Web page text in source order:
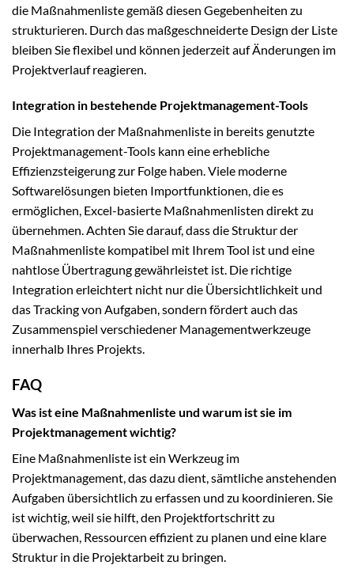
die Maßnahmenliste gemäß diesen Gegebenheiten zu
strukturieren. Durch das maßgeschneiderte Design der Liste
bleiben Sie flexibel und können jederzeit auf Änderungen im
Projektverlauf reagieren.
Integration in bestehende Projektmanagement-Tools
Die Integration der Maßnahmenliste in bereits genutzte
Projektmanagement-Tools kann eine erhebliche
Effizienzsteigerung zur Folge haben. Viele moderne
Softwarelösungen bieten Importfunktionen, die es
ermöglichen, Excel-basierte Maßnahmenlisten direkt zu
übernehmen. Achten Sie darauf, dass die Struktur der
Maßnahmenliste kompatibel mit Ihrem Tool ist und eine
nahtlose Übertragung gewährleistet ist. Die richtige
Integration erleichtert nicht nur die Übersichtlichkeit und
das Tracking von Aufgaben, sondern fördert auch das
Zusammenspiel verschiedener Managementwerkzeuge
innerhalb Ihres Projekts.
FAQ
Was ist eine Maßnahmenliste und warum ist sie im
Projektmanagement wichtig?
Eine Maßnahmenliste ist ein Werkzeug im
Projektmanagement, das dazu dient, sämtliche anstehenden
Aufgaben übersichtlich zu erfassen und zu koordinieren. Sie
ist wichtig, weil sie hilft, den Projektfortschritt zu
überwachen, Ressourcen effizient zu planen und eine klare
Struktur in die Projektarbeit zu bringen.